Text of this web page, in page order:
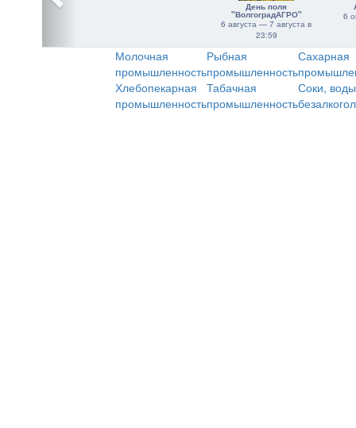
День поля
"ВолгоградАГРО"
6 августа — 7 августа в
23:59
6
Молочная
промышленность
Рыбная
промышленность
Сахарная
Хлебопекарная
промышленность
Табачная
промышленность
Соки,